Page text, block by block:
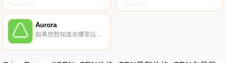
Aurora
如果您想知道在哪里以当前价格购买Aurora,目前交易｛AURORAnname｝股票的顶级加密货币交易所是Bitget、DigiFinex、BingX、KuCoin和Gate.io。您可以在我们的加密货币交易所页面上找到其他交易所.